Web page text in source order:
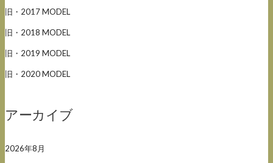
旧・2017 MODEL
旧・2018 MODEL
旧・2019 MODEL
旧・2020 MODEL
アーカイブ
2026年8月